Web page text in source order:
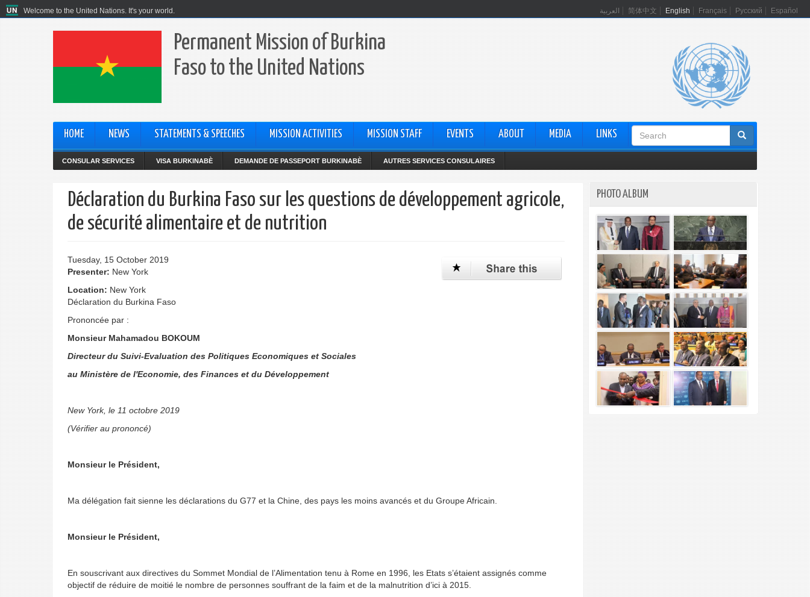
Welcome to the United Nations. It's your world. العربية 简体中文 English Français Русский Español
Permanent Mission of Burkina
Faso to the United Nations
HOME NEWS STATEMENTS & SPEECHES MISSION ACTIVITIES MISSION STAFF EVENTS ABOUT MEDIA LINKS
Search
form
CONSULAR SERVICES VISA BURKINABÈ DEMANDE DE PASSEPORT BURKINABÈ AUTRES SERVICES CONSULAIRES
Déclaration du Burkina Faso sur les questions de développement agricole,
de sécurité alimentaire et de nutrition
Tuesday, 15 October 2019
Presenter: New York
Location: New York
Déclaration du Burkina Faso
Prononcée par :
Monsieur Mahamadou BOKOUM
Directeur du Suivi-Evaluation des Politiques Economiques et Sociales
au Ministère de l'Economie, des Finances et du Développement
New York, le 11 octobre 2019
(Vérifier au prononcé)
Monsieur le Président,
Ma délégation fait sienne les déclarations du G77 et la Chine, des pays les moins avancés et du Groupe Africain.
Monsieur le Président,
En souscrivant aux directives du Sommet Mondial de l’Alimentation tenu à Rome en 1996, les Etats s’étaient assignés comme
objectif de réduire de moitié le nombre de personnes souffrant de la faim et de la malnutrition d’ici à 2015.
PHOTO ALBUM